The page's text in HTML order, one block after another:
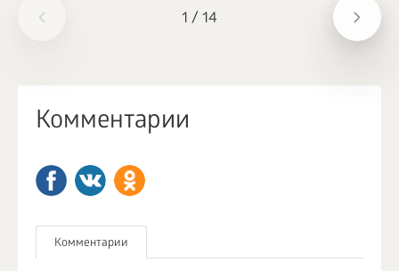
1 / 14
Комментарии
Комментарии